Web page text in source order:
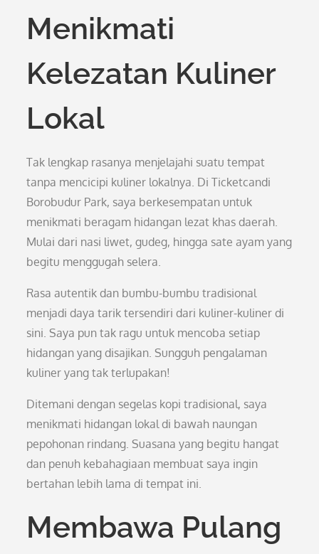
Menikmati
Kelezatan Kuliner
Lokal
Tak lengkap rasanya menjelajahi suatu tempat
tanpa mencicipi kuliner lokalnya. Di Ticketcandi
Borobudur Park, saya berkesempatan untuk
menikmati beragam hidangan lezat khas daerah.
Mulai dari nasi liwet, gudeg, hingga sate ayam yang
begitu menggugah selera.
Rasa autentik dan bumbu-bumbu tradisional
menjadi daya tarik tersendiri dari kuliner-kuliner di
sini. Saya pun tak ragu untuk mencoba setiap
hidangan yang disajikan. Sungguh pengalaman
kuliner yang tak terlupakan!
Ditemani dengan segelas kopi tradisional, saya
menikmati hidangan lokal di bawah naungan
pepohonan rindang. Suasana yang begitu hangat
dan penuh kebahagiaan membuat saya ingin
bertahan lebih lama di tempat ini.
Membawa Pulang